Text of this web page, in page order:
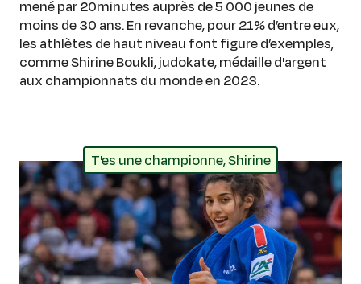
mené par 20minutes auprès de 5 000 jeunes de
moins de 30 ans. En revanche, pour 21% d’entre eux,
les athlètes de haut niveau font figure d’exemples,
comme Shirine Boukli, judokate, médaille d'argent
aux championnats du monde en 2023.
T'es une championne, Shirine